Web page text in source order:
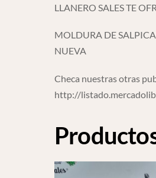
LLANERO SALES TE
MOLDURA DE
NUEVA
Checa nuestras otras
http://